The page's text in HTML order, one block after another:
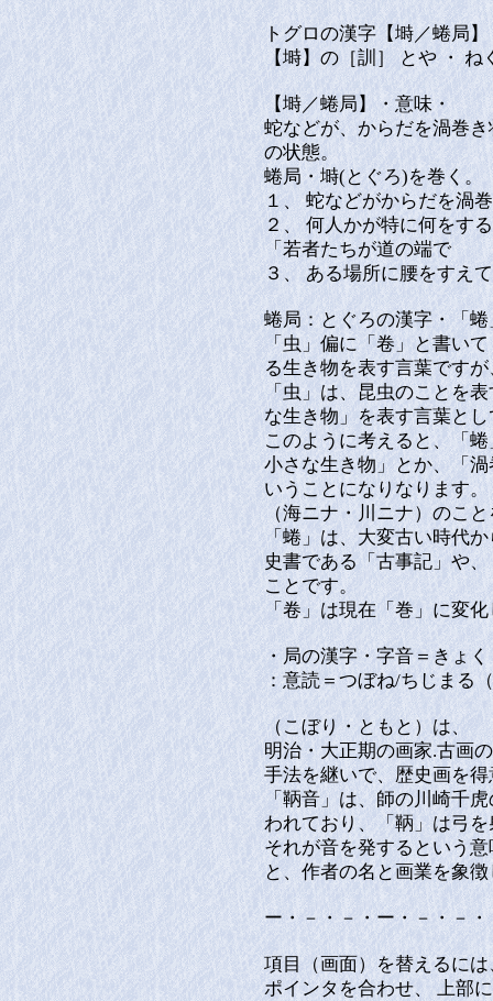
トグロの漢字【塒／蜷局】
【塒】の［訓］ とや ・ ね
【塒／蜷局】・意味・
蛇などが、からだを渦巻
の状態。
蜷局・塒(とぐろ)を巻く。
１、 蛇などがからだを渦
２、 何人かが特に何をす
「若者たちが道の端
３、 ある場所に腰をすえ
蜷局：とぐろの漢字・「
「虫」偏に「卷」と書い
る生き物を表す言葉です
「虫」は、昆虫のことを
な生き物」を表す言葉と
このように考えると、「
小さな生き物」とか、「
いうことになりなります
（海ニナ・川ニナ）のこ
「蜷」は、大変古い時代
史書である「古事記」や
ことです。
「卷」は現在「巻」に変
・局の漢字・字音＝きょ
：意読＝つぼね/ちじまる
（こぼり・ともと）は、
明治・大正期の画家.古画
手法を継いで、歴史画を
「鞆音」は、師の川崎千
われており、「鞆」は弓
それが音を発するという
と、作者の名と画業を象
ー・－・－・ー・－・－
項目（画面）を替えるに
ポインタを合わせ、 上部